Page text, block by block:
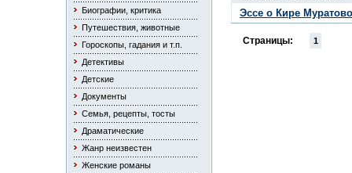
Биографии, критика
Путешествия, животные
Гороскопы, гадания и т.п.
Детективы
Детские
Документы
Семья, рецепты, тосты
Драматические
Жанр неизвестен
Женские романы
Эссе о Кире
Страницы: 1